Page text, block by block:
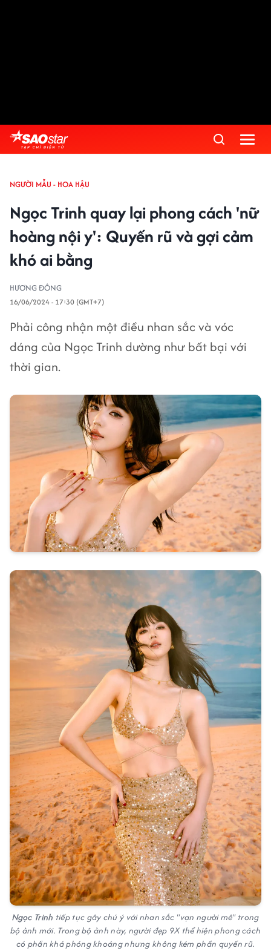
NGƯỜI MẪU - HOA HẬU
Ngọc Trinh quay lại phong cách 'nữ
hoàng nội y': Quyến rũ và gợi cảm
khó ai bằng
HƯƠNG ĐÔNG
16/06/2024 - 17:30 (GMT+7)
Phải công nhận một điều nhan sắc và vóc
dáng của Ngọc Trinh dường như bất bại với
thời gian.
Ngọc Trinh tiếp tục gây chú ý với nhan sắc "vạn người mê" trong
bộ ảnh mới. Trong bộ ảnh này, người đẹp 9X thể hiện phong cách
có phần khá phóng khoáng nhưng không kém phần quyến rũ.